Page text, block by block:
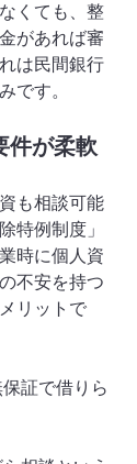
くても、整
があれば審
は民間銀行
です。
が柔軟
も相談可能
特例制度」
時に個人資
不安を持つ
リットで
証で借りら